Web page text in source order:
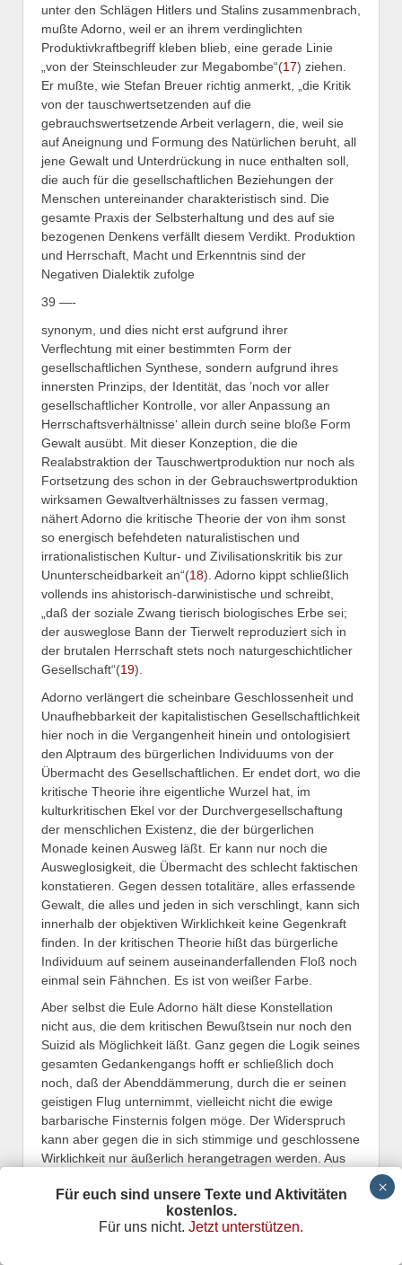
unter den Schlägen Hitlers und Stalins zusammenbrach,
mußte Adorno, weil er an ihrem verdinglichten
Produktivkraftbegriff kleben blieb, eine gerade Linie
„von der Steinschleuder zur Megabombe“(17) ziehen.
Er mußte, wie Stefan Breuer richtig anmerkt, „die Kritik
von der tauschwertsetzenden auf die
gebrauchswertsetzende Arbeit verlagern, die, weil sie
auf Aneignung und Formung des Natürlichen beruht, all
jene Gewalt und Unterdrückung in nuce enthalten soll,
die auch für die gesellschaftlichen Beziehungen der
Menschen untereinander charakteristisch sind. Die
gesamte Praxis der Selbsterhaltung und des auf sie
bezogenen Denkens verfällt diesem Verdikt. Produktion
und Herrschaft, Macht und Erkenntnis sind der
Negativen Dialektik zufolge
39 —-
synonym, und dies nicht erst aufgrund ihrer
Verflechtung mit einer bestimmten Form der
gesellschaftlichen Synthese, sondern aufgrund ihres
innersten Prinzips, der Identität, das ’noch vor aller
gesellschaftlicher Kontrolle, vor aller Anpassung an
Herrschaftsverhältnisse‘ allein durch seine bloße Form
Gewalt ausübt. Mit dieser Konzeption, die die
Realabstraktion der Tauschwertproduktion nur noch als
Fortsetzung des schon in der Gebrauchswertproduktion
wirksamen Gewaltverhältnisses zu fassen vermag,
nähert Adorno die kritische Theorie der von ihm sonst
so energisch befehdeten naturalistischen und
irrationalistischen Kultur- und Zivilisationskritik bis zur
Ununterscheidbarkeit an“(18). Adorno kippt schließlich
vollends ins ahistorisch-darwinistische und schreibt,
„daß der soziale Zwang tierisch biologisches Erbe sei;
der ausweglose Bann der Tierwelt reproduziert sich in
der brutalen Herrschaft stets noch naturgeschichtlicher
Gesellschaft“(19).
Adorno verlängert die scheinbare Geschlossenheit und
Unaufhebbarkeit der kapitalistischen Gesellschaftlichkeit
hier noch in die Vergangenheit hinein und ontologisiert
den Alptraum des bürgerlichen Individuums von der
Übermacht des Gesellschaftlichen. Er endet dort, wo die
kritische Theorie ihre eigentliche Wurzel hat, im
kulturkritischen Ekel vor der Durchvergesellschaftung
der menschlichen Existenz, die der bürgerlichen
Monade keinen Ausweg läßt. Er kann nur noch die
Ausweglosigkeit, die Übermacht des schlecht faktischen
konstatieren. Gegen dessen totalitäre, alles erfassende
Gewalt, die alles und jeden in sich verschlingt, kann sich
innerhalb der objektiven Wirklichkeit keine Gegenkraft
finden. In der kritischen Theorie hißt das bürgerliche
Individuum auf seinem auseinanderfallenden Floß noch
einmal sein Fähnchen. Es ist von weißer Farbe.
Aber selbst die Eule Adorno hält diese Konstellation
nicht aus, die dem kritischen Bewußtsein nur noch den
Suizid als Möglichkeit läßt. Ganz gegen die Logik seines
gesamten Gedankengangs hofft er schließlich doch
noch, daß der Abenddämmerung, durch die er seinen
geistigen Flug unternimmt, vielleicht nicht die ewige
barbarische Finsternis folgen möge. Der Widerspruch
kann aber gegen die in sich stimmige und geschlossene
Wirklichkeit nur äußerlich herangetragen werden. Aus
Subjektivität:
„Die Starre, die der Geist widerspiegelt, ist keine natur-
Für euch sind unsere Texte und Aktivitäten
kostenlos.
Für uns nicht. Jetzt unterstützen.